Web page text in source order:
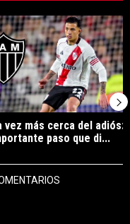
quedan seis: qué se
de tendencia con el
vez más cerca del adiós:
paso que di...